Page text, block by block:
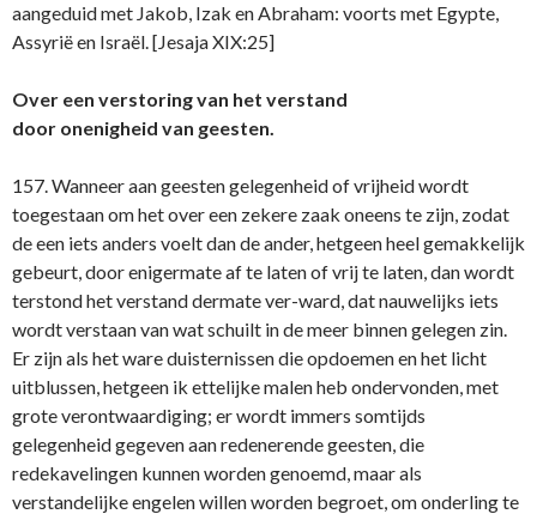
aangeduid met Jakob, Izak en Abraham: voorts met Egypte,
Assyrië en Israël. [Jesaja XIX:25]
Over een verstoring van het verstand
door onenigheid van geesten.
157. Wanneer aan geesten gelegenheid of vrijheid wordt
toegestaan om het over een zekere zaak oneens te zijn, zodat
de een iets anders voelt dan de ander, hetgeen heel gemakkelijk
gebeurt, door enigermate af te laten of vrij te laten, dan wordt
terstond het verstand dermate ver-ward, dat nauwelijks iets
wordt verstaan van wat schuilt in de meer binnen gelegen zin.
Er zijn als het ware duisternissen die opdoemen en het licht
uitblussen, hetgeen ik ettelijke malen heb ondervonden, met
grote verontwaardiging; er wordt immers somtijds
gelegenheid gegeven aan redenerende geesten, die
redekavelingen kunnen worden genoemd, maar als
verstandelijke engelen willen worden begroet, om onderling te